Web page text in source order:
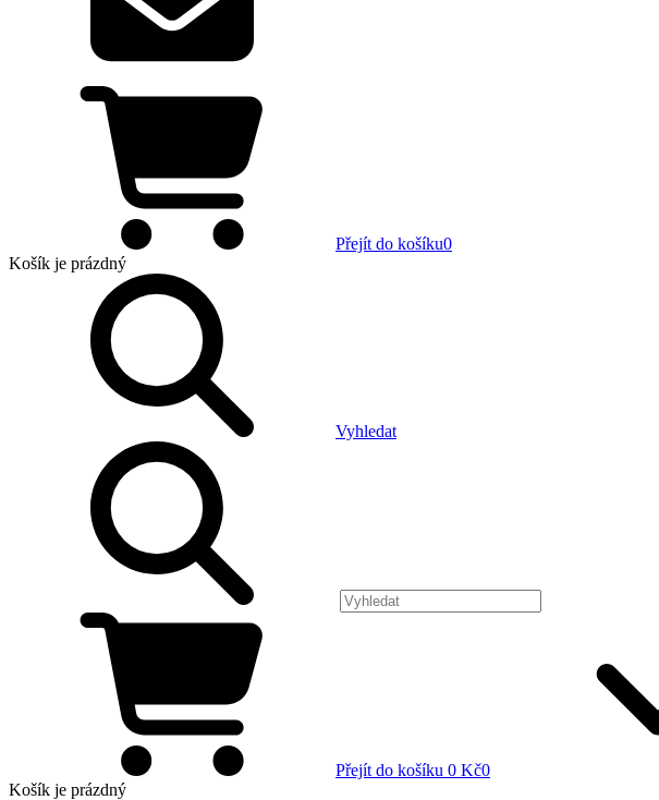
Přejít do košíku0
Košík je prázdný
Vyhledat
Přejít do košíku 0 Kč0
Košík je prázdný